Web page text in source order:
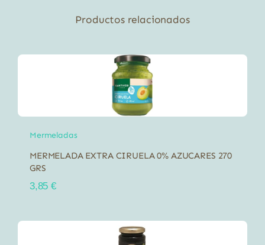
Productos relacionados
Mermeladas
MERMELADA EXTRA CIRUELA 0% AZUCARES 270
GRS
3,85€